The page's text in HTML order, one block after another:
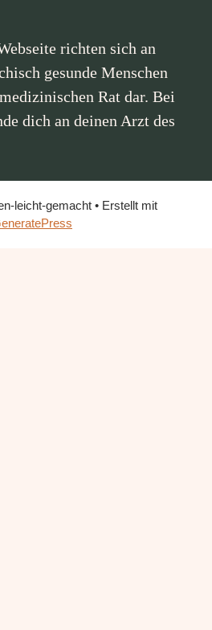
richten sich an
gesunde Menschen
Rat dar. Bei
dich an deinen Arzt des
leicht-gemacht• Erstellt mit